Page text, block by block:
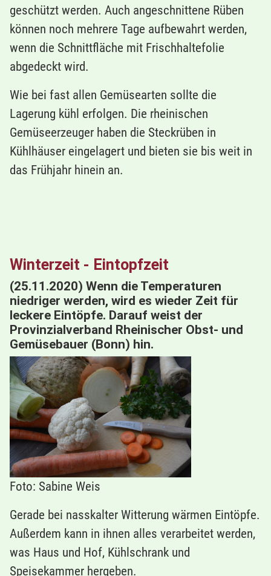
geschützt werden. Auch angeschnittene Rüben
können noch mehrere Tage aufbewahrt werden,
wenn die Schnittfläche mit Frischhaltefolie
abgedeckt wird.
Wie bei fast allen Gemüsearten sollte die
Lagerung kühl erfolgen. Die rheinischen
Gemüseerzeuger haben die Steckrüben in
Kühlhäuser eingelagert und bieten sie bis weit in
das Frühjahr hinein an.
Winterzeit - Eintopfzeit
(25.11.2020) Wenn die Temperaturen
niedriger werden, wird es wieder Zeit für
leckere Eintöpfe. Darauf weist der
Provinzialverband Rheinischer Obst- und
Gemüsebauer (Bonn) hin.
Foto: Sabine Weis
Gerade bei nasskalter Witterung wärmen Eintöpfe.
Außerdem kann in ihnen alles verarbeitet werden,
was Haus und Hof, Kühlschrank und
Speisekammer hergeben.